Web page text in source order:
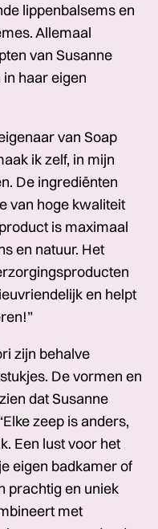
lippen­­balsems en
Allemaal
van Susanne
haar eigen
van Soap
ik zelf, in mijn
De ingrediënten
van hoge kwaliteit
is maximaal
en natuur. Het
en helpt
zijn behalve
De vormen en
dat Susanne
zeep is anders,
Een lust voor het
eigen badkamer of
prachtig en uniek
met